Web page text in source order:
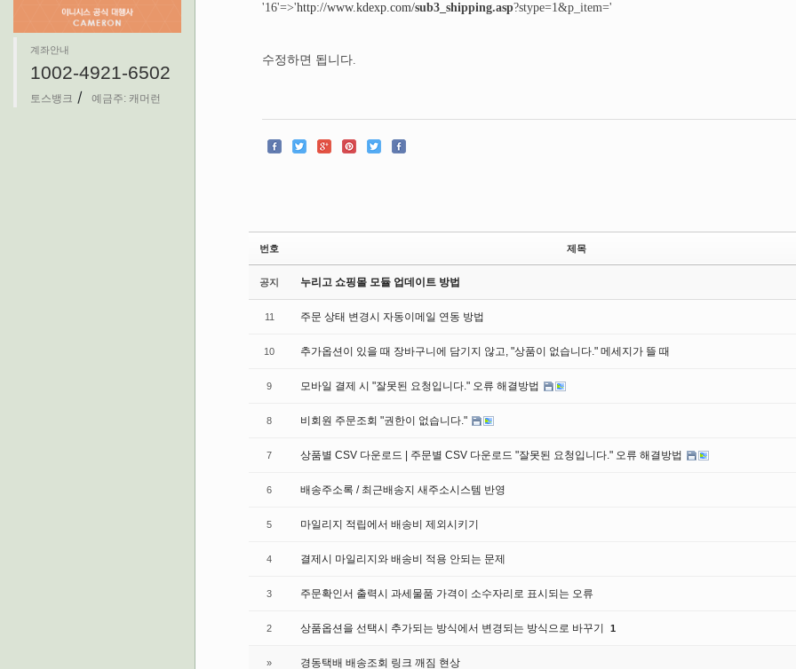
계좌안내
1002-4921-6502
토스뱅크 / 예금주: 캐머런
'16'=>'http://www.kdexp.com/sub3_shipping.asp?stype=1&p_item='
수정하면 됩니다.
번호 제목
공지 누리고 쇼핑몰 모듈 업데이트 방법
11 주문 상태 변경시 자동이메일 연동 방법
10 추가옵션이 있을 때 장바구니에 담기지 않고, "상품이 없습니다." 메세지가 뜰 때
9 모바일 결제 시 "잘못된 요청입니다." 오류 해결방법
8 비회원 주문조회 "권한이 없습니다."
7 상품별 CSV 다운로드 | 주문별 CSV 다운로드 "잘못된 요청입니다." 오류 해결방법
6 배송주소록 / 최근배송지 새주소시스템 반영
5 마일리지 적립에서 배송비 제외시키기
4 결제시 마일리지와 배송비 적용 안되는 문제
3 주문확인서 출력시 과세물품 가격이 소수자리로 표시되는 오류
2 상품옵션을 선택시 추가되는 방식에서 변경되는 방식으로 바꾸기 1
» 경동택배 배송조회 링크 깨짐 현상